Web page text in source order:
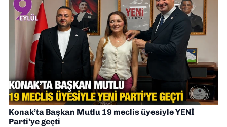
Konak’ta Başkan Mutlu 19 meclis üyesiyle YENİ
Parti’ye geçti